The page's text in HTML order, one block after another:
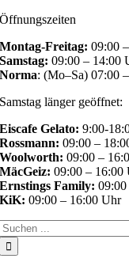
Öffnungszeiten
Montag-Freitag: 09:00
Samstag: 09:00 – 14:00
Norma: (Mo–Sa) 07:00
Samstag länger geöffnet:
Eiscafe Gelato: 9:00-
Rossmann: 09:00 –
Woolworth: 09:00 –
MäcGeiz: 09:00 – 16:00
Ernstings Family:
KiK: 09:00 – 16:00 Uhr